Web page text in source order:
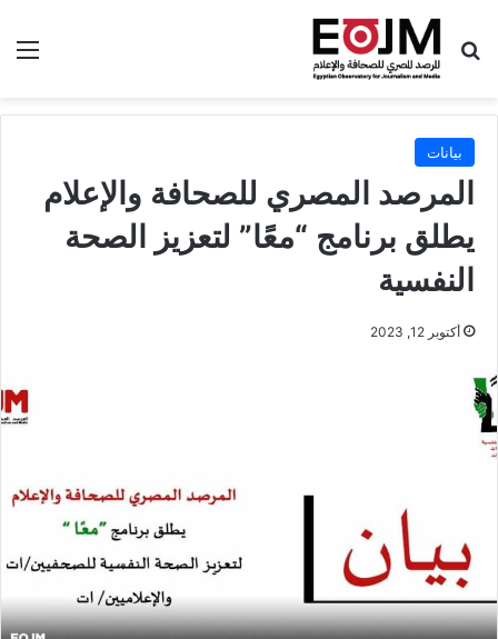
بحث عن
بيانات
المرصد المصري للصحافة والإعلام
يطلق برنامج “معًا” لتعزيز الصحة
النفسية
أكتوبر 12, 2023